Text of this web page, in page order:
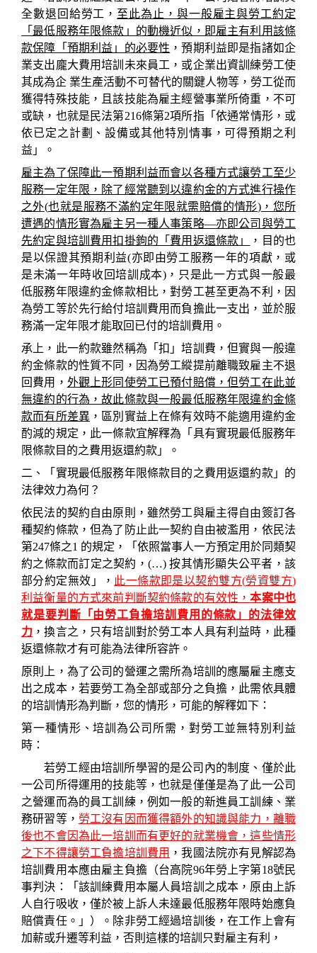
全數退回給勞工， 至此為止，與一般雇主與勞工約定
「最低服務年限條款」的動機近似，即雇主有利用該條
款保障「預期利益」的必要性 ，預期利益即是指諸如企
業支出龐大費用培訓未來員工，或企業出資訓練勞工使
其成為企 業生產活動不可替代的關鍵人物等，勞工從而
獲得特殊技能，且該技能為雇主經營事業所倚重，不可
或缺，也就是民法第216條第2項所指「 依通常情形，或
依已定之計劃、設備或其他特別情事，可得預期之利
益」。
雇主為了保障此一預期利益而會以各種方式讓勞工至少
服務一定年限，除了經常聽到以違約金的方式進行操作
之外(也就是服務不滿約定年限就需賠償的情形)，您所
遭遇的情形實為雇主另一種人事策略—亦即公司與勞工
先約定與培訓費用扣掛鉤的「費用返還條款」
，目的也
是以保證其預期利益(亦即由勞工服務一年的項獻，或
是未滿一年時收回培訓成本)，只是此一方式與一般最
低服務年限違約金條款相比，對勞工甚至更為不利，因
為勞工等於先行給付培訓費用而負擔此一支出，並於服
務滿一定年限才能取回已付的培訓費用。
承上，此一約款雖然稱為「扣」培訓費，但實與一般違
約金條款的性質不同，因為勞工縱提前離職致雇主不退
回費用， 外觀上形同使勞工已預付賠償，但勞工在此並
無違約的行為，故此條款與一般最低服務年限違約金條
款而有所差異 ，區別實益上在條有效時不能適用違約金
酌減的規定，此一條款宜解釋為「具有實現最低服務年
限條款目的之費用返還約款」。
二、「實現最低服務年限條款目的之費用返還約款」的
法律效力為何？
依民法的契約自由原則，雖然勞工與雇主得自由簽訂各
種契約條款，但為了防止此一契約自由被濫用，依民法
第247條之1 的規定，「依照當事人一方預定用於同類契
約之條款而訂定之契約， (…)按其情形顯失公平者，該
部分約定無效」， 此一條款即是以契約雙方(勞資雙方)
利益衡量的方式來前判斷契約條款的有效性，本案中也
就是要判斷「由勞工負擔培訓費用的條款」的法律效
力 ，換言之，只有培訓對於勞工本人具有利益時，此種
返還條款才有可能為法律所容許。
原則上，為了公司的營運之需所為培訓的應屬雇主應支
出之成本，若要勞工為全部或部分之負擔，此需依具體
的培訓情形為判斷，您的情形，可能的解釋如下：
第一種情形、培訓為公司所需，對勞工並無特別利益
時：
若勞工經由培訓所學習的是公司內的制度、僅於此
一公司所得運用的技能等，也就是僅僅是為了此一公司
之營運而為的員工訓練，例如一般的新進員工訓練、業
務研習等， 勞工沒有因而獲得額外的知識與能力，離職
後也不會因為此一培訓而有更好的就業機會，這些情形
之下不得讓勞工負擔培訓費用 ，我國法院亦有見解認為
培訓費用本應由雇主負擔（台高院96年勞上字第18號民
事判決：「 該訓練費用本屬人員培訓之成本，原由上訴
人自行吸收，僅於被上訴人未達最低服務年限時始應負
賠償責任。」 ）。除非勞工經過培訓後，在工作上會有
加薪或升遷等利益，否則這樣的培訓只對雇主有利，